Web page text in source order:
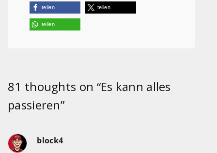
teilen teilen
teilen
81 thoughts on “Es kann alles
passieren”
block4